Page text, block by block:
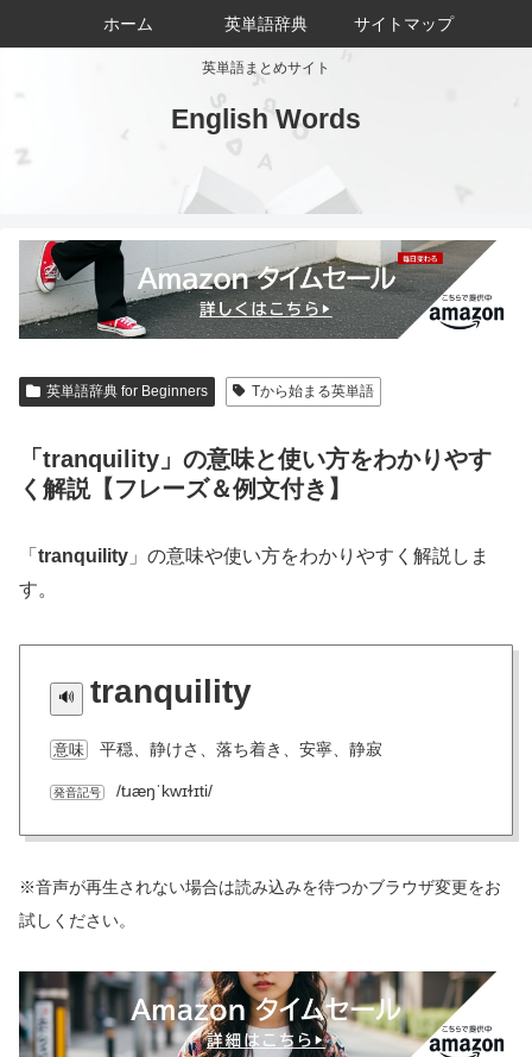
英単語まとめサイト
English Words
ホーム 英単語辞典 サイトマップ
英単語辞典 for Beginners Tから始まる英単語
「tranquility」の意味と使い方をわかりやす
く解説【フレーズ＆例文付き】
「 tranquility 」の意味や使い方をわかりやすく解説しま
す。
tranquility
意味 平穏、静けさ、落ち着き、安寧、静寂
発音記号 /tɹæŋˈkwɪɫɪti/
※音声が再生されない場合は読み込みを待つかブラウザ変更をお
試しください。